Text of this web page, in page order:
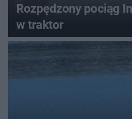
Rozpędzony pociąg
w traktor